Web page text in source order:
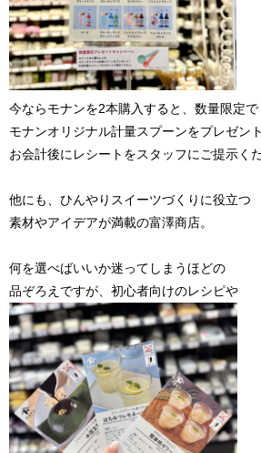
今ならモナンを2本購入すると、数量限定で
モナンオリジナル計量スプーンをプレゼン
お会計後にレシートをスタッフにご提示くだ
他にも、ひんやりスイーツづくりに役立つ
素材やアイデアが満載の富澤商店。
何を選べばいいか迷ってしまうほどの
品ぞろえですが、初心者向けのレシピや